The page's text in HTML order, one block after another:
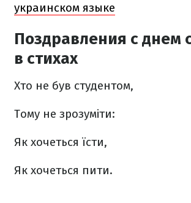
украинском языке
Поздравления с днем
в стихах
Хто не був студентом,
Тому не зрозуміти:
Як хочеться їсти,
Як хочеться пити.